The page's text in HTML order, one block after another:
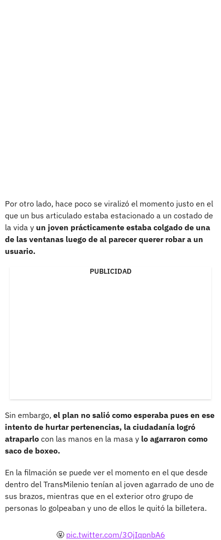
Por otro lado, hace poco se viralizó el momento justo en el
que un bus articulado estaba estacionado a un costado de
la vida y un joven prácticamente estaba colgado de una
de las ventanas luego de al parecer querer robar a un
usuario.
PUBLICIDAD
Sin embargo, el plan no salió como esperaba pues en ese
intento de hurtar pertenencias, la ciudadanía logró
atraparlo con las manos en la masa y lo agarraron como
saco de boxeo.
En la filmación se puede ver el momento en el que desde
dentro del TransMilenio tenían al joven agarrado de uno de
sus brazos, mientras que en el exterior otro grupo de
personas lo golpeaban y uno de ellos le quitó la billetera.
🤬 pic.twitter.com/3OjIqpnbA6